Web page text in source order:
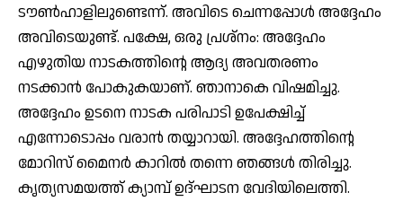
ടൗണ്‍ഹാളിലുണ്ടെന്ന്. അവിടെ ചെന്നപ്പോള്‍ അദ്ദേഹം
അവിടെയുണ്ട്. പക്ഷേ, ഒരു പ്രശ്നം: അദ്ദേഹം
എഴുതിയ നാടകത്തിന്റെ ആദ്യ അവതരണം
നടക്കാന്‍ പോകുകയാണ്. ഞാനാകെ വിഷമിച്ചു.
അദ്ദേഹം ഉടനെ നാടക പരിപാടി ഉപേക്ഷിച്ച്
എന്നോടൊപ്പം വരാന്‍ തയ്യാറായി. അദ്ദേഹത്തിന്റെ
മോറിസ് മൈനര്‍ കാറില്‍ തന്നെ ഞങ്ങള്‍ തിരിച്ചു.
കൃത്യസമയത്ത് ക്യാമ്പ് ഉദ്ഘാടന വേദിയിലെത്തി.